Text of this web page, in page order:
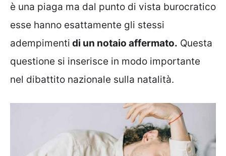
è una piaga ma dal punto di vista burocratico
esse hanno esattamente gli stessi
adempimenti di un notaio affermato. Questa
questione si inserisce in modo importante
nel dibattito nazionale sulla natalità.